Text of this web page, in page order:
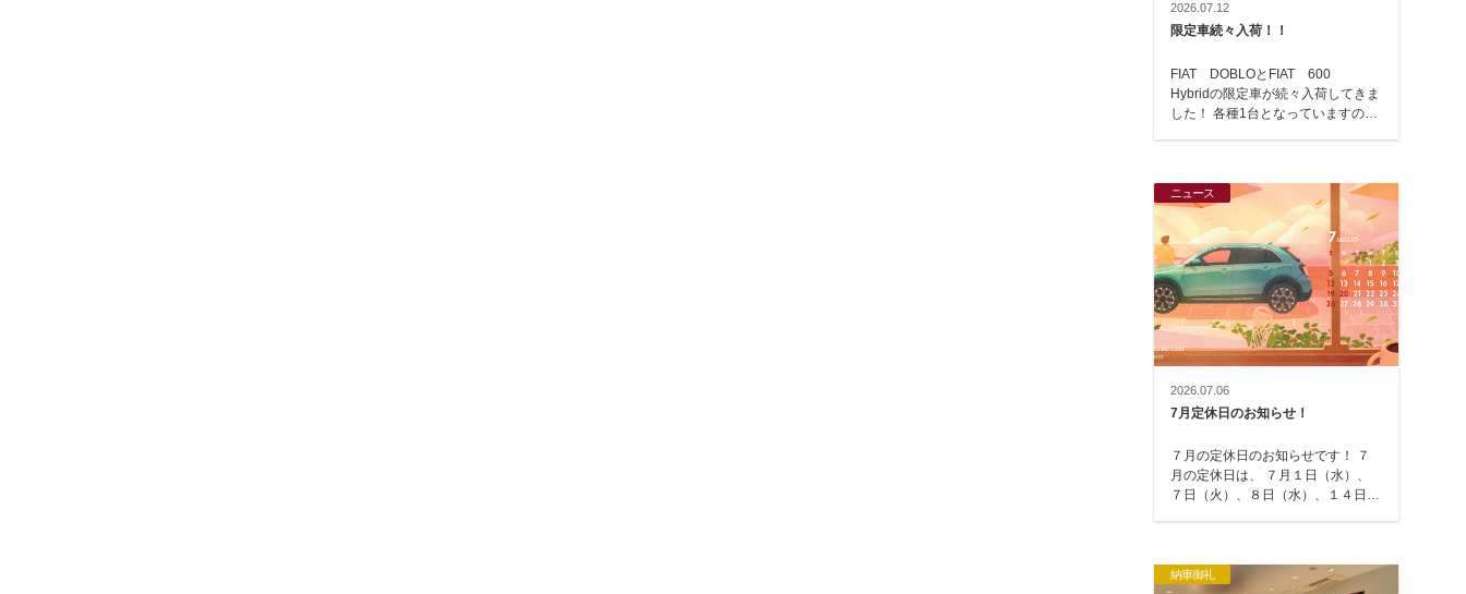
2026.07.12
限定車続々入荷！！
FIAT DOBLOとFIAT 600
Hybridの限定車が続々入荷してきま
した！ 各種1台となっていますの
ニュース
2026.07.06
7月定休日のお知らせ！
７月の定休日のお知らせです！ ７
月の定休日は、 ７月１日（水）、
７日（火）、８日（水）、１４日
納車御礼